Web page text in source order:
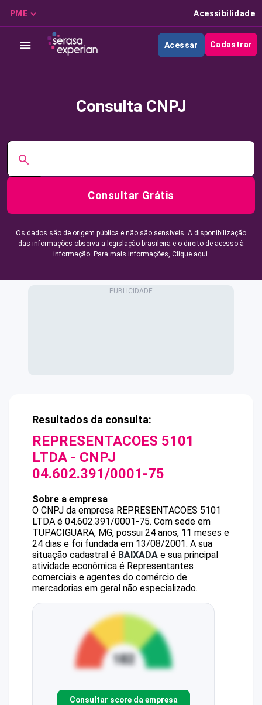
PME Acessibilidade
Acessar Cadastrar
Consulta CNPJ
Consultar Grátis
Os dados são de origem pública e não são sensíveis. A disponibilização
das informações observa a legislação brasileira e o direito de acesso à
informação. Para mais informações, Clique aqui.
Resultados da consulta:
REPRESENTACOES 5101
LTDA - CNPJ
04.602.391/0001-75
Sobre a empresa
O CNPJ da empresa REPRESENTACOES 5101
LTDA é 04.602.391/0001-75. Com sede em
TUPACIGUARA, MG, possui 24 anos, 11 meses e
24 dias e foi fundada em 13/08/2001. A sua
situação cadastral é BAIXADA e sua principal
atividade econômica é Representantes
comerciais e agentes do comércio de
mercadorias em geral não especializado.
Consultar score da empresa